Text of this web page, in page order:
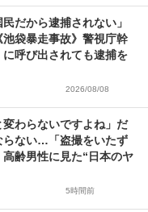
民だから逮捕されない」
袋暴走事故》警視庁幹
呼び出されても逮捕を
2026/08/08
変わらないですよね」だ
らない…「盗撮をいたず
齢男性に見た“日本のヤ
5時間前